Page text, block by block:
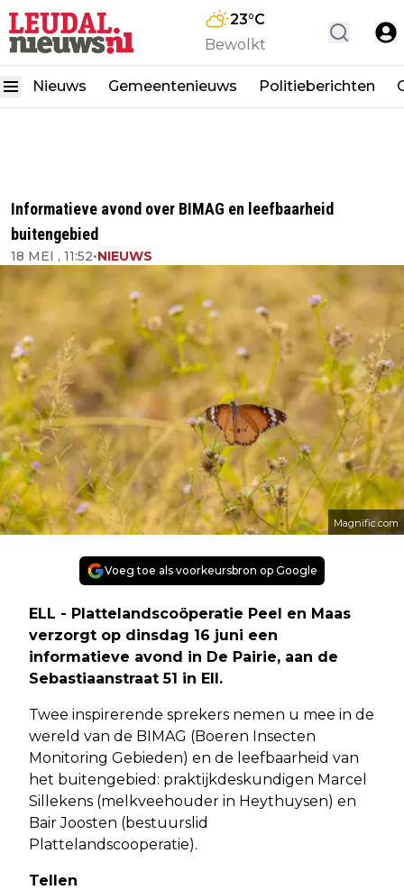
23°C
Bewolkt
Nieuws Gemeentenieuws Politieberichten
Informatieve avond over BIMAG en leefbaarheid
buitengebied
18 MEI , 11:52•NIEUWS
Magnific.com
Voeg toe als voorkeursbron op Google
ELL - Plattelandscoöperatie Peel en Maas
verzorgt op dinsdag 16 juni een
informatieve avond in De Pairie, aan de
Sebastiaanstraat 51 in Ell.
Twee inspirerende sprekers nemen u mee in de
wereld van de BIMAG (Boeren Insecten
Monitoring Gebieden) en de leefbaarheid van
het buitengebied: praktijkdeskundigen Marcel
Sillekens (melkveehouder in Heythuysen) en
Bair Joosten (bestuurslid
Plattelandscooperatie).
Tellen